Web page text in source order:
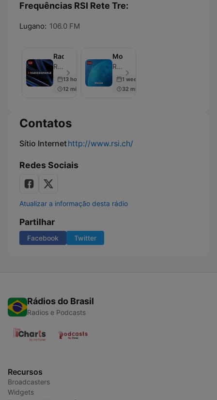
Frequências RSI Rete Tre:
Lugano: 106.0 FM
Radiogiornale
RSI - Radiotelevisione svizzera - Episódio 119
13 hours ago
12 min
Modem
RSI - Radiotelevisione svizzera - Episódio 100
1 week ago
32 min
Contatos
Sítio Internethttp://www.rsi.ch/
Redes Sociais
Atualizar a informação desta rádio
Partilhar
Facebook Twitter
Rádios do Brasil
Radios e Podcasts
Recursos
Broadcasters
Widgets